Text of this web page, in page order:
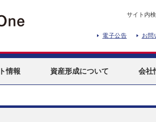
サイト内
電子公告 お問
情報 資産形成について 会社